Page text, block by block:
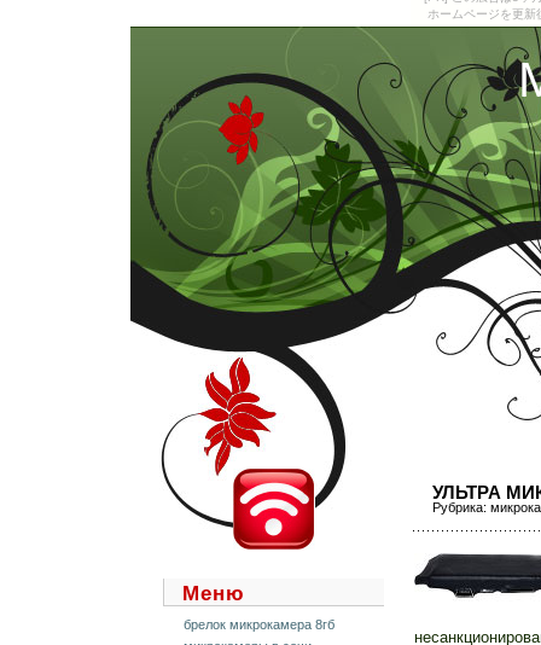
ホームページを更
Меню
брелок микрокамера 8гб
УЛЬТРА
Рубрика: